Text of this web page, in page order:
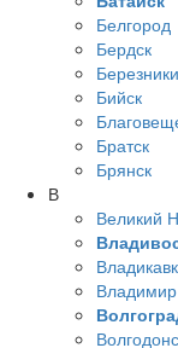
Белгород
Бердск
Березники
Бийск
Братск
Брянск
В
Великий
Владимир